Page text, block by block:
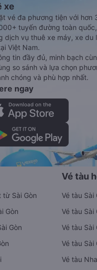
xe
vé đa phương tiện với hơn
tuyến đường toàn
dịch vụ thuê xe máy, xe du
Việt Nam.
tin đầy đủ, minh bạch
so sánh và lựa chọn
chóng và phù hợp nhất.
ngay
từ Sài Gòn
Gòn
Gòn
Vé tàu
Vé tàu Sài
Vé tàu Sài
Vé tàu Sài
Vé tàu Sài
Vé tàu